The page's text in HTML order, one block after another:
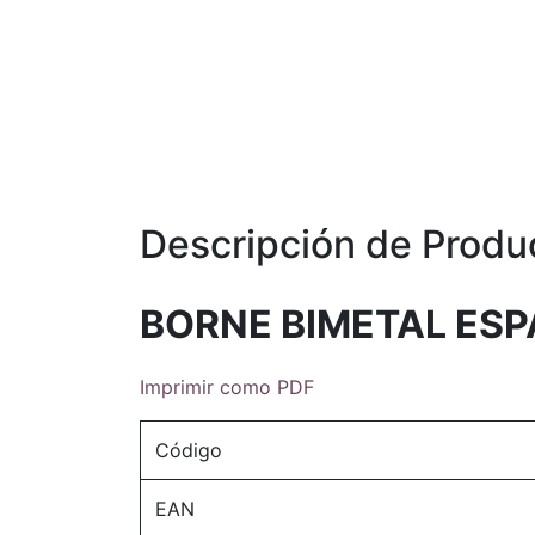
Descripción de
BORNE BIMETAL
Imprimir como PDF
Código
EAN